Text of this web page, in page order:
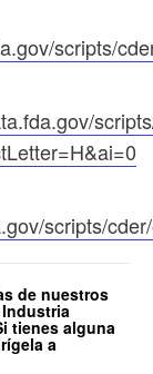
scripts/
scripts/
de nuestros
tienes alguna
a